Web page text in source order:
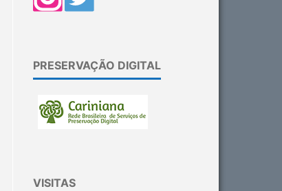
PRESERVAÇÃO DIGITAL
VISITAS